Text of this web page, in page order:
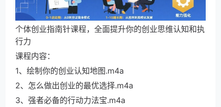
个体创业指南针课程，全面提升你的创业思维认知和执
行力
课程内容：
1、绘制你的创业认知地图.m4a
2、怎么做出创业的最优选择.m4a
3、强者必备的行动力法宝.m4a